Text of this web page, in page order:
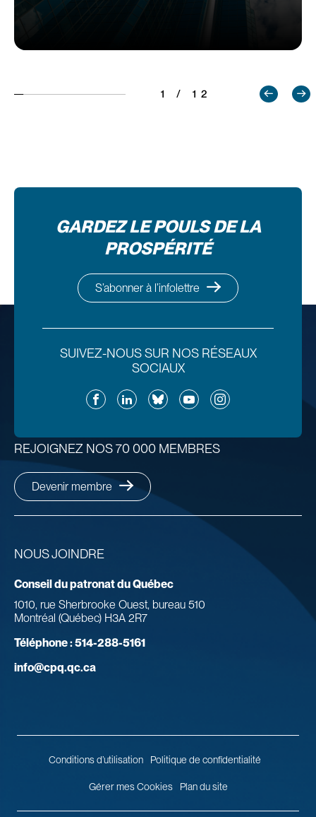
1 / 12
GARDEZ LE POULS DE LA
PROSPÉRITÉ
S’abonner à l’infolettre
SUIVEZ-NOUS SUR NOS RÉSEAUX
SOCIAUX
FacebookLinkedInBlueskyYouTubeInstagram
NOUS JOINDRE
Conseil du patronat du Québec
1010, rue Sherbrooke Ouest, bureau 510
Montréal (Québec) H3A 2R7
Téléphone :514-288-5161
info@cpq.qc.ca
REJOIGNEZ NOS 70 000 MEMBRES
Devenir membre
Conditions d’utilisation Politique de confidentialité
Gérer mes Cookies Plan du site